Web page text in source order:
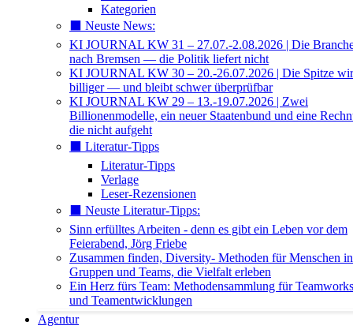
Kategorien
⬛️ Neuste News:
KI JOURNAL KW 31 – 27.07.-2.08.2026 | Die
nach Bremsen — die Politik liefert nicht
KI JOURNAL KW 30 – 20.-26.07.2026 | Die Spitze
billiger — und bleibt schwer überprüfbar
KI JOURNAL KW 29 – 13.-19.07.2026 | Zwei
Billionenmodelle, ein neuer Staatenbund und eine
die nicht aufgeht
⬛️ Literatur-Tipps
Literatur-Tipps
Verlage
Leser-Rezensionen
⬛️ Neuste Literatur-Tipps:
Sinn erfülltes Arbeiten - denn es gibt ein Leben vor dem
Feierabend, Jörg Friebe
Zusammen finden, Diversity- Methoden für Menschen in
Gruppen und Teams, die Vielfalt erleben
Ein Herz fürs Team: Methodensammlung für
und Teamentwicklungen
Agentur